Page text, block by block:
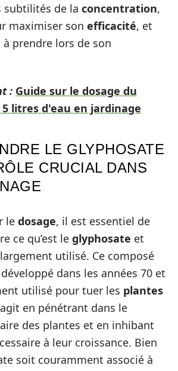
subtilités de la concentration,
maximiser son efficacité, et
prendre lors de son
: Guide sur le dosage du
litres d'eau en jardinage
LE GLYPHOSATE
CRUCIAL DANS
le dosage, il est essentiel de
ce qu’est le glyphosate et
utilisé. Ce composé
dans les années 70 et
utilisé pour tuer les plantes
en pénétrant dans le
des plantes et en inhibant
à leur croissance. Bien
soit couramment associé à